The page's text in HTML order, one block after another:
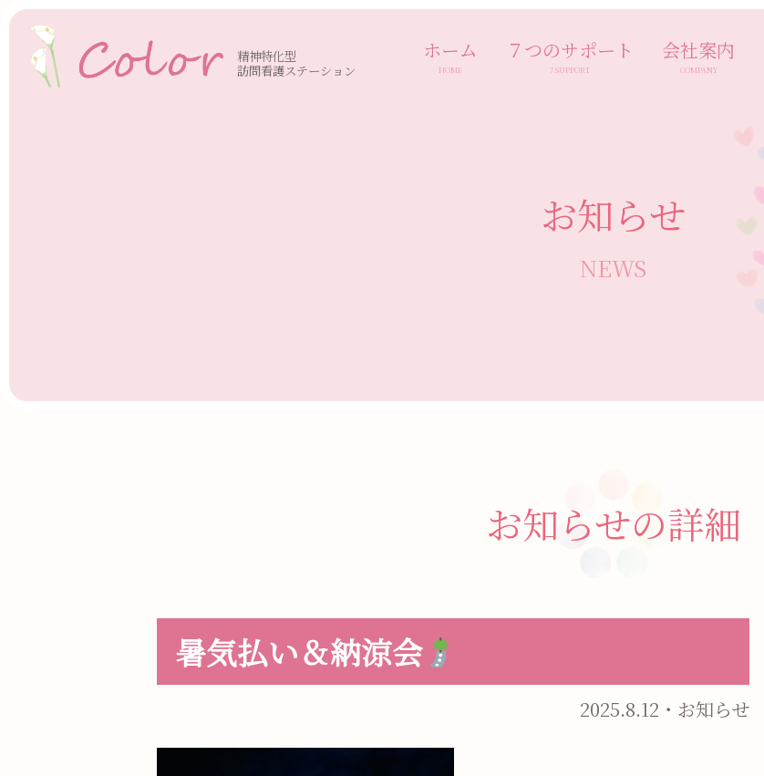
精神特化型
訪問看護ステーション
ホーム
HOME
７つのサポート
7 SUPPORT
会社案内
COMPANY
お知らせ
NEWS
お知らせの詳細
暑気払い＆納涼会
2025.8.12・お知らせ